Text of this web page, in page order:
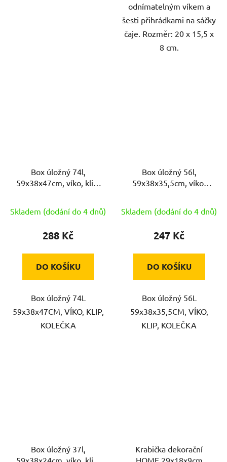
odnímatelným víkem a
šesti přihrádkami na sáčky
čaje. Rozměr: 20 x 15,5 x
8 cm.
Box úložný 74l,
59x38x47cm, víko, klip,
Skladem (dodání do 4 dnů)
288 Kč
DO KOŠÍKU
Box úložný 74L
59x38x47CM, VÍKO, KLIP,
KOLEČKA
Box úložný 56l,
59x38x35,5cm, víko,
Skladem (dodání do 4 dnů)
247 Kč
DO KOŠÍKU
Box úložný 56L
59x38x35,5CM, VÍKO,
KLIP, KOLEČKA
Box úložný 37l,
Krabička dekorační